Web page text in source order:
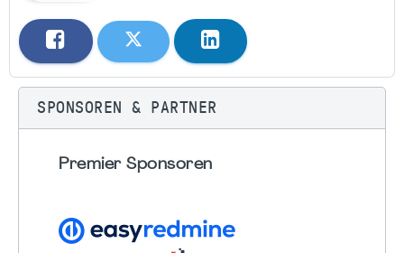
SPONSOREN & PARTNER
Premier Sponsoren